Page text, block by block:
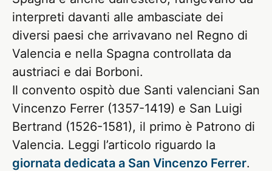
interpreti davanti alle ambasciate dei
diversi paesi che arrivavano nel Regno di
Valencia e nella Spagna controllata da
austriaci e dai Borboni.
Il convento ospitò due Santi valenciani San
Vincenzo Ferrer (1357-1419) e San Luigi
Bertrand (1526-1581), il primo è Patrono di
Valencia. Leggi l’articolo riguardo la
giornata dedicata a San Vincenzo Ferrer.